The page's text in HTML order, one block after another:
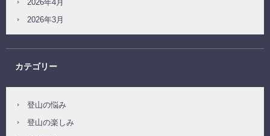
2026年4月
2026年3月
カテゴリー
登山の悩み
登山の楽しみ